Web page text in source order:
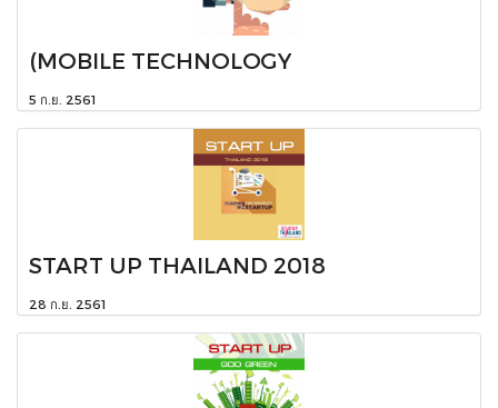
(MOBILE TECHNOLOGY
5 ก.ย. 2561
START UP THAILAND 2018
28 ก.ย. 2561